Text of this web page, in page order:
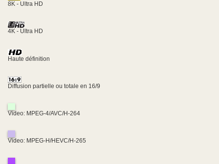
8K - Ultra HD
4K - Ultra HD
Haute définition
Diffusion partielle ou totale en 16/9
Video: MPEG-4/AVC/H-264
Video: MPEG-H/HEVC/H-265